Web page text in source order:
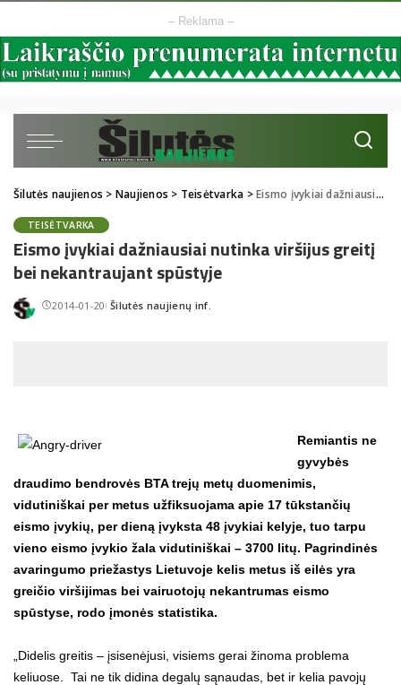
– Reklama –
Šilutės naujienos > Naujienos > Teisėtvarka >Eismo įvykiai dažniausiai nutinka viršijus greitį bei nekantraujant spūstyje
TEISĖTVARKA
Eismo įvykiai dažniausiai nutinka viršijus greitį
bei nekantraujant spūstyje
2014-01-20Posted
Šilutės naujienų inf.
Remiantis ne
gyvybės
draudimo bendrovės BTA trejų metų duomenimis,
vidutiniškai per metus užfiksuojama apie 17 tūkstančių
eismo įvykių, per dieną įvyksta 48 įvykiai kelyje, tuo tarpu
vieno eismo įvykio žala vidutiniškai – 3700 litų. Pagrindinės
avaringumo priežastys Lietuvoje kelis metus iš eilės yra
greičio viršijimas bei vairuotojų nekantrumas eismo
spūstyse, rodo įmonės statistika.
„Didelis greitis – įsisenėjusi, visiems gerai žinoma problema
keliuose. Tai ne tik didina degalų sąnaudas, bet ir kelia pavojų